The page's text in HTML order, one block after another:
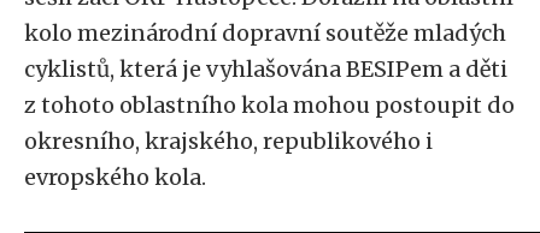
kolo mezinárodní dopravní soutěže mladých
cyklistů, která je vyhlašována BESIPem a děti
z tohoto oblastního kola mohou postoupit do
okresního, krajského, republikového i
evropského kola.